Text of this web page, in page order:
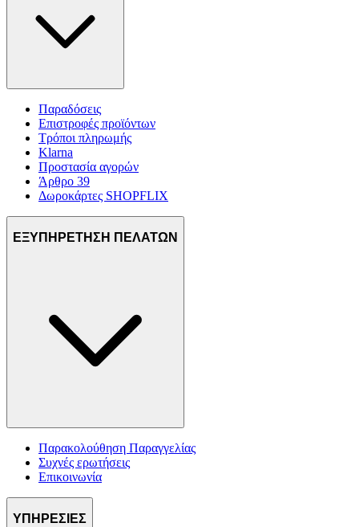
Παραδόσεις
Επιστροφές προϊόντων
Τρόποι πληρωμής
Klarna
Προστασία αγορών
Άρθρο 39
Δωροκάρτες SHOPFLIX
ΕΞΥΠΗΡΕΤΗΣΗ ΠΕΛΑΤΩΝ
Παρακολούθηση Παραγγελίας
Συχνές ερωτήσεις
Επικοινωνία
ΥΠΗΡΕΣΙΕΣ